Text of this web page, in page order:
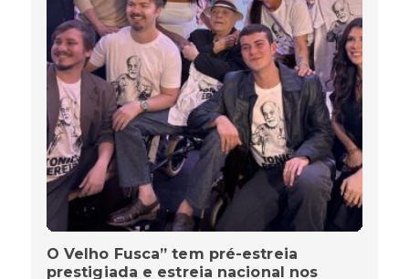
O Velho Fusca” tem pré-estreia
prestigiada e estreia nacional nos